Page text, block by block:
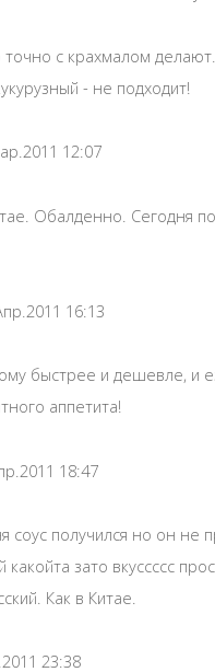
точно с крахмалом
- не подходит!
12:07
Обалденно. Сегодня
16:13
быстрее и дешевле, и
аппетита!
18:47
соус получился но он не
какойта зато вкуссссс
Как в Китае.
23:38